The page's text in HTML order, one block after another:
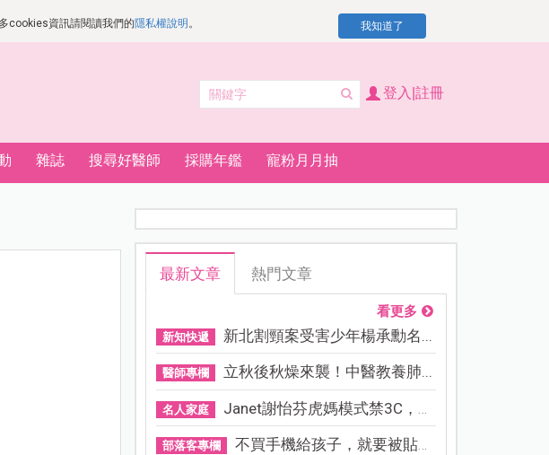
cookies資訊請閱讀我們的隱私權說明 。 我知道了
登入|註冊
雜誌 搜尋好醫師 採購年鑑 寵粉月月抽
最新文章 熱門文章
看更多
新知快遞 新北割頸案受害少年楊承勳名...
醫師專欄 立秋後秋燥來襲！中醫教養肺...
名人家庭 Janet謝怡芬虎媽模式禁3C，看...
部落客專欄 不買手機給孩子，就要被貼「...